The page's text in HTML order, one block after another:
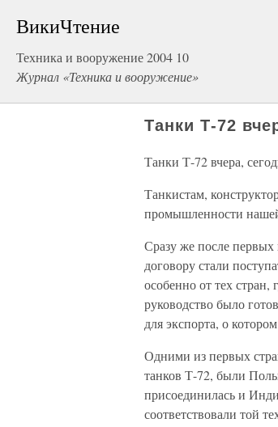
ВикиЧтение
Техника и вооружение 2004 10
Журнал «Техника и вооружение»
Танки Т-72
Танки Т-72 вчера,
Танкистам,
промышленности
Сразу же после первых
договору стали
особенно от тех стран,
руководство было
для экспорта, о
Одними из первых
танков Т-72, были
присоединилась и
соответствовали той